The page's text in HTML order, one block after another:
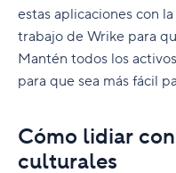
estas aplicaciones con
trabajo de Wrike para
Mantén todos los
para que sea más fácil
Cómo lidiar
culturales